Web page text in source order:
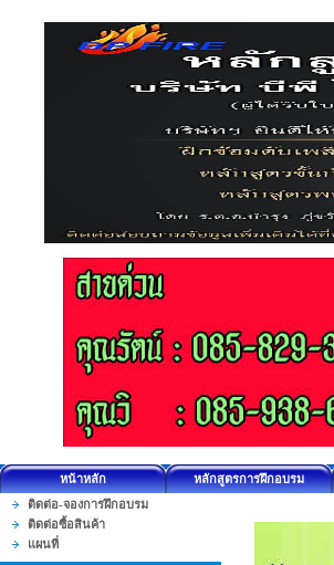
หน้าหลัก หลักสูตรการฝึกอบรม
ติดต่อ-จองการฝึกอบรม
ติดต่อซื้อสินค้า
แผนที่